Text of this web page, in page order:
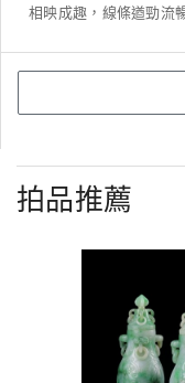
相映成趣，線條遒勁流
拍品推薦